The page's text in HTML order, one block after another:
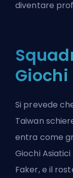
diventare
Si prevede
Taiwan
entra come
Giochi
Faker, e il